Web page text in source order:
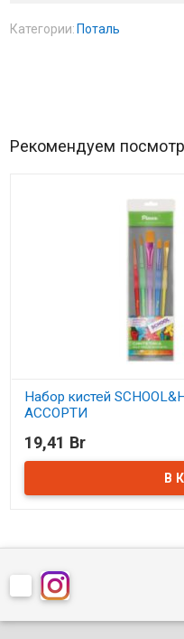
Категории: Поталь
Рекомендуем
Набор кистей
АССОРТИ
В наличии
19,41 Br